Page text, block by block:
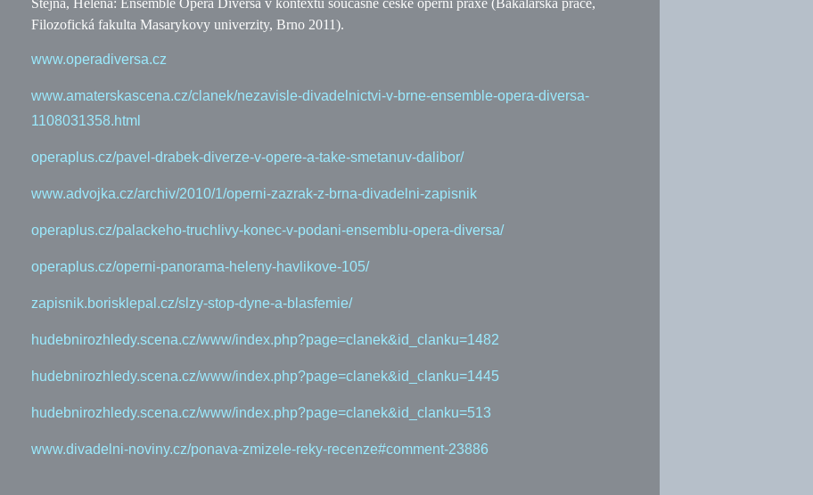
Stejná, Helena: Ensemble Opera Diversa v kontextu současné české operní praxe (Bakalářská práce,
Filozofická fakulta Masarykovy univerzity, Brno 2011).
www.operadiversa.cz
www.amaterskascena.cz/clanek/nezavisle-divadelnictvi-v-brne-ensemble-opera-diversa-
1108031358.html
operaplus.cz/pavel-drabek-diverze-v-opere-a-take-smetanuv-dalibor/
www.advojka.cz/archiv/2010/1/operni-zazrak-z-brna-divadelni-zapisnik
operaplus.cz/palackeho-truchlivy-konec-v-podani-ensemblu-opera-diversa/
operaplus.cz/operni-panorama-heleny-havlikove-105/
zapisnik.borisklepal.cz/slzy-stop-dyne-a-blasfemie/
hudebnirozhledy.scena.cz/www/index.php?page=clanek&id_clanku=1482
hudebnirozhledy.scena.cz/www/index.php?page=clanek&id_clanku=1445
hudebnirozhledy.scena.cz/www/index.php?page=clanek&id_clanku=513
www.divadelni-noviny.cz/ponava-zmizele-reky-recenze#comment-23886